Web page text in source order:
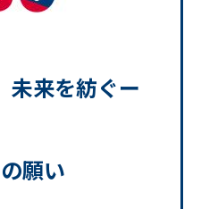
来を紡ぐー
願い